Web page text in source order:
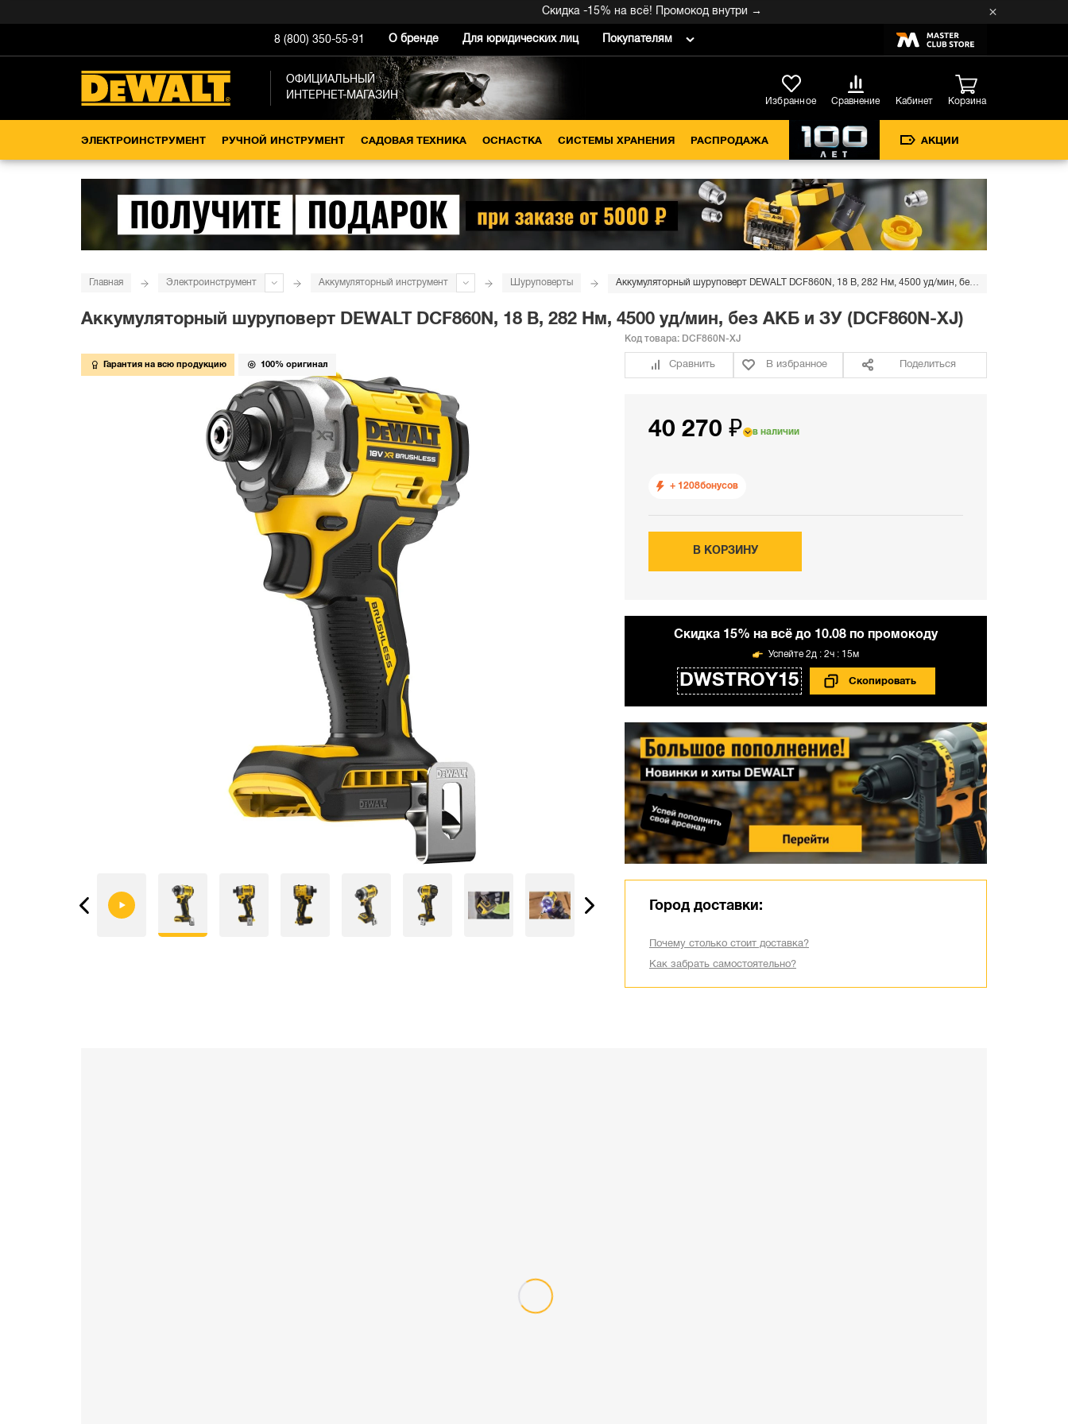
Скидка -15% на всё! Промокод внутри →
8 (800) 350-55-91 О бренде Для юридических лиц Покупателям
ОФИЦИАЛЬНЫЙ
ИНТЕРНЕТ-МАГАЗИН
Избранное Сравнение Кабинет Корзина
ЭЛЕКТРОИНСТРУМЕНТ РУЧНОЙ ИНСТРУМЕНТ САДОВАЯ ТЕХНИКА ОСНАСТКА СИСТЕМЫ ХРАНЕНИЯ РАСПРОДАЖА АКЦИИ
Главная Электроинструмент Аккумуляторный инструмент Шуруповерты
Аккумуляторный шуруповерт DEWALT DCF860N, 18 В, 282 Нм, 4500 уд/мин, без АКБ и ЗУ (DCF860N-XJ)
Гарантия на всю продукцию 100% оригинал
Код товара: DCF860N-XJ
Сравнить В избранное Поделиться
40 270 ₽ в наличии
+ 1208бонусов
В КОРЗИНУ
Cкидка 15% на всё до 10.08 по промокоду
DWSTROY15
2д : 2ч : 15м
Город доставки:
Почему столько стоит доставка?
Как забрать самостоятельно?